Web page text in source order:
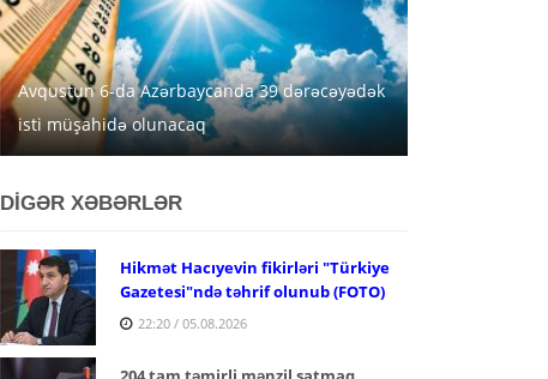
Avqustun 6-da Azərbaycanda 39 dərəcəyədək
isti müşahidə olunacaq
DİGƏR XƏBƏRLƏR
Hikmət Hacıyevin fikirləri "Türkiye
Gazetesi"ndə təhrif olunub (FOTO)
22:20 / 05.08.2026